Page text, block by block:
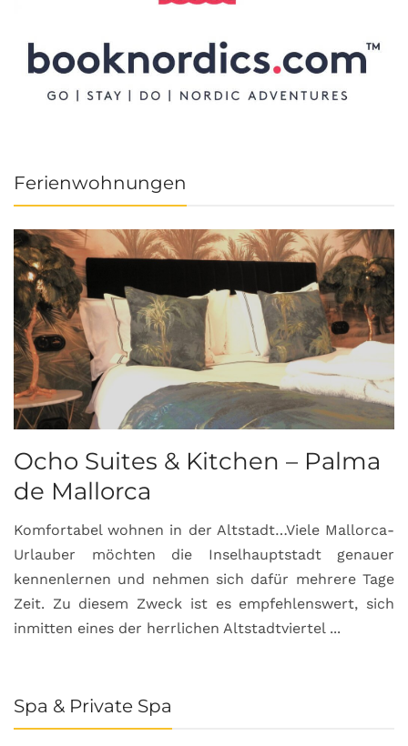
Ferienwohnungen
Ocho Suites & Kitchen – Palma
de Mallorca
Komfortabel wohnen in der Altstadt…Viele Mallorca-
Urlauber möchten die Inselhauptstadt genauer
kennenlernen und nehmen sich dafür mehrere Tage
Zeit. Zu diesem Zweck ist es empfehlenswert, sich
inmitten eines der herrlichen Altstadtviertel ...
Spa & Private Spa